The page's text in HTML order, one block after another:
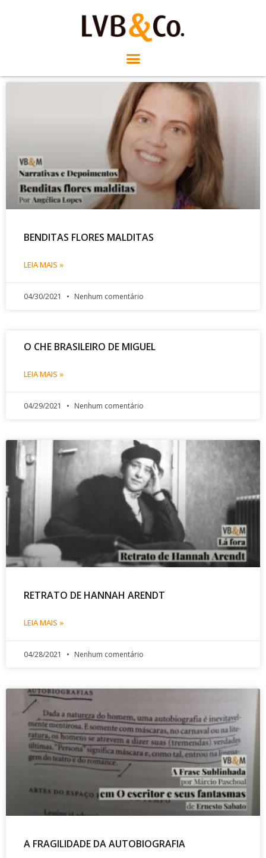
BENDITAS FLORES MALDITAS
LEIA MAIS »
04/30/2021 Nenhum comentário
O CHE BRASILEIRO DE MIGUEL
LEIA MAIS »
04/29/2021 Nenhum comentário
RETRATO DE HANNAH ARENDT
LEIA MAIS »
04/28/2021 Nenhum comentário
A FRAGILIDADE DA AUTOBIOGRAFIA